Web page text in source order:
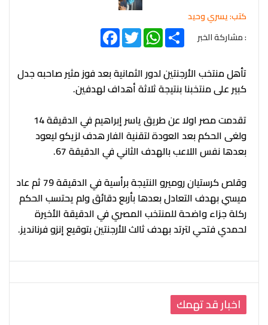
كتب: يسري وحيد
: مشاركة الخبر
FacebookTwitter
WhatsAppShare
تأهل منتخب الأرجنتين لدور الثمانية بعد فوز مثير صاحبه جدل
كبير على منتخبنا بنتيجة ثلاثة أهداف لهدفين.
تقدمت مصر اولا عن طريق ياسر إبراهيم في الدقيقة 14
ولغى الحكم بعد العودة لتقنية الفار هدف لزيكو ليعود
بعدها نفس اللاعب بالهدف الثاني في الدقيقة 67.
وقلص كرستيان روميرو النتيجة برأسية في الدقيقة 79 ثم عاد
ميسي بهدف التعادل بعدها بأربع دقائق ولم يحتسب الحكم
ركلة جزاء واضحة للمنتخب المصري في الدقيقة الأخيرة
لحمدي فتحي لترتد بهدف ثالث للأرجنتين بتوقيع إنزو فرنانديز.
اخبار قد تهمك